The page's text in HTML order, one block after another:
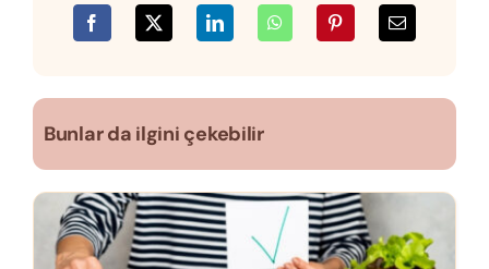
Bunlar da ilgini çekebilir